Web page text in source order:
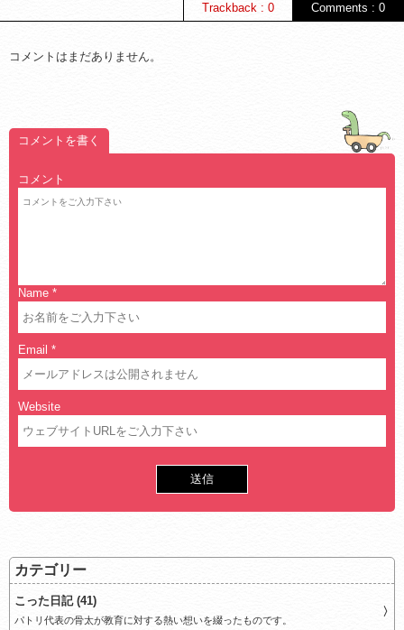
Comments : 0
Trackback : 0
コメントはまだありません。
コメントを書く
コメント
Name *
Email *
Website
カテゴリー
こった日記 (41)
パトリ代表の骨太が教育に対する熱い想いを綴ったものです。